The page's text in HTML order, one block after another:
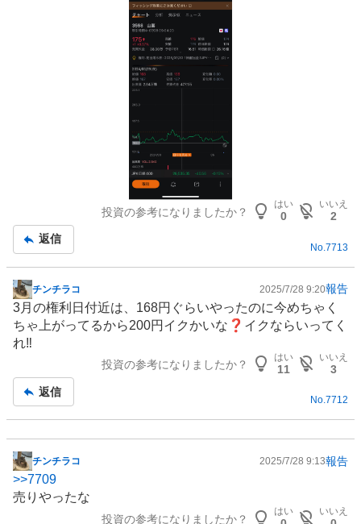
投資の参考になりましたか？
はい
0
いいえ
2
返信
No.7713
掲
示
板
記
チンチラコ 2025/7/28 9:20報告
3月の権利日付近は、168円ぐらいやったのに今めちゃく
ちゃ上がってるから200円イクかいな❓イクならいってく
れ‼️
投資の参考になりましたか？
はい
11
いいえ
3
返信
No.7712
掲
示
板
チンチラコ 2025/7/28 9:13報告
>>7709
売りやったな
投資の参考になりましたか？
はい いいえ